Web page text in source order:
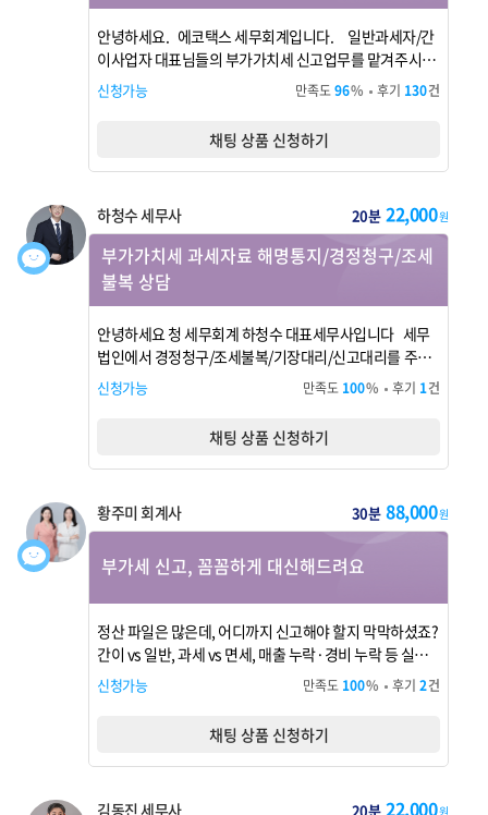
안녕하세요. 에코택스 세무회계입니다. 일반과세자/간
이사업자 대표님들의 부가가치세 신고업무를 맡겨주시면
세금을 줄여드리겠습니다. 감사합니다.
신청가능 만족도96% 후기 130건
채팅 상품 신청하기
하청수 세무사 20분 22,000원
부가가치세 과세자료 해명통지/경정청구/조세
불복 상담
안녕하세요 청 세무회계 하청수 대표세무사입니다 세무
법인에서 경정청구/조세불복/기장대리/신고대리를 주로
하였습니다 수행한 이력은 다음과 같고 환급액도 증명 가
능합니다. 플*스tv 부가가치세 경정청구(환급액 약 9.4억
원) 프리미엄 고시원 부가가치세 경정청구(환급액 약 5천
만원) 무역회사 간주취득세 경정청구(환급액 약 6천만원)
유명유튜버 종합소득세 경...
신청가능 만족도 100% 후기 1건
채팅 상품 신청하기
황주미 회계사 30분 88,000원
부가세 신고, 꼼꼼하게 대신해드려요
정산 파일은 많은데, 어디까지 신고해야 할지 막막하셨죠?
간이 vs 일반, 과세 vs 면세, 매출 누락·경비 누락 등 실수
하기 쉬운 포인트들을 세무사·회계사가 직접 검토하고 깔
끔하게 부가세 신고까지 마무리해드립니다. 스마트스토
어, 음식점, 병원 등 업종별 특성도 반영해 처리 가능해요.
지금 채팅으로 필요한 서류와 상황만 알려주세요! 신고 결
과가 궁금해도, ...
신청가능 만족도 100% 후기 2건
채팅 상품 신청하기
김동진 세무사 20분 22,000원